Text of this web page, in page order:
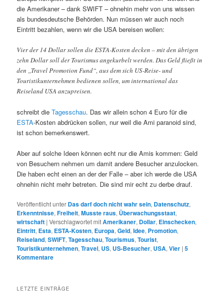
die Amerikaner – dank SWIFT – ohnehin mehr von uns wissen
als bundesdeutsche Behörden. Nun müssen wir auch noch
Eintritt bezahlen, wenn wir die USA bereisen wollen:
Vier der 14 Dollar sollen die ESTA-Kosten decken – mit den übrigen
zehn Dollar soll der Tourismus angekurbelt werden. Das Geld fließt in
den „Travel Promotion Fund“, aus dem sich US-Reise- und
Touristikunternehmen bedienen sollen, um international das
Reiseland USA anzupreisen.
schreibt dieTagesschau. Das wir allein schon 4 Euro für die
ESTA-Kosten abdrücken sollen, nur weil die Ami paranoid sind,
ist schon bemerkenswert.
Aber auf solche Ideen können echt nur die Amis kommen: Geld
von Besuchern nehmen um damit andere Besucher anzulocken.
Die haben echt einen an der der Falle – aber ich werde die USA
ohnehin nicht mehr betreten. Die sind mir echt zu derbe drauf.
Veröffentlicht unter Das darf doch nicht wahr sein, Datenschutz,
Erkenntnisse,Freiheit,Musste raus, Überwachungsstaat,
wirtschaft |Verschlagwortet mitAmerikaner, Dollar, Einschecken,
Eintritt, Esta, ESTA-Kosten, Europa,Geld,Idee, Promotion,
Reiseland,SWIFT,Tagesschau,Tourismus,Tourist,
Touristikunternehmen,Travel, US, US-Besucher, USA,Vier |5
Kommentare
LETZTE EINTRÄGE